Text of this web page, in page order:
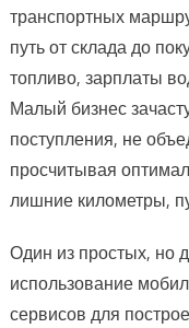
транспортных
путь от склада до
топливо, зарплаты
Малый бизнес
поступления, не
просчитывая
лишние километры,
Один из простых, но
использование
сервисов для